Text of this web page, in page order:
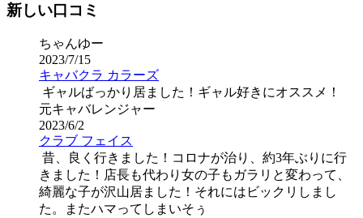
新しい口コミ
ちゃんゆー
2023/7/15
キャバクラ カラーズ
ギャルばっかり居ました！ギャル好きにオススメ！
元キャバレンジャー
2023/6/2
クラブ フェイス
昔、良く行きました！コロナが治り、約3年ぶりに行
きました！店長も代わり女の子もガラリと変わって、
綺麗な子が沢山居ました！それにはビックリしまし
た。またハマってしまいそぅ